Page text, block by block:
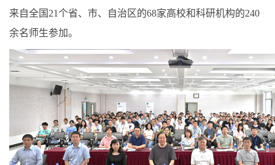
来自全国 21个省、市、自治区的68家高校和科研机构的240
余名师生参加。